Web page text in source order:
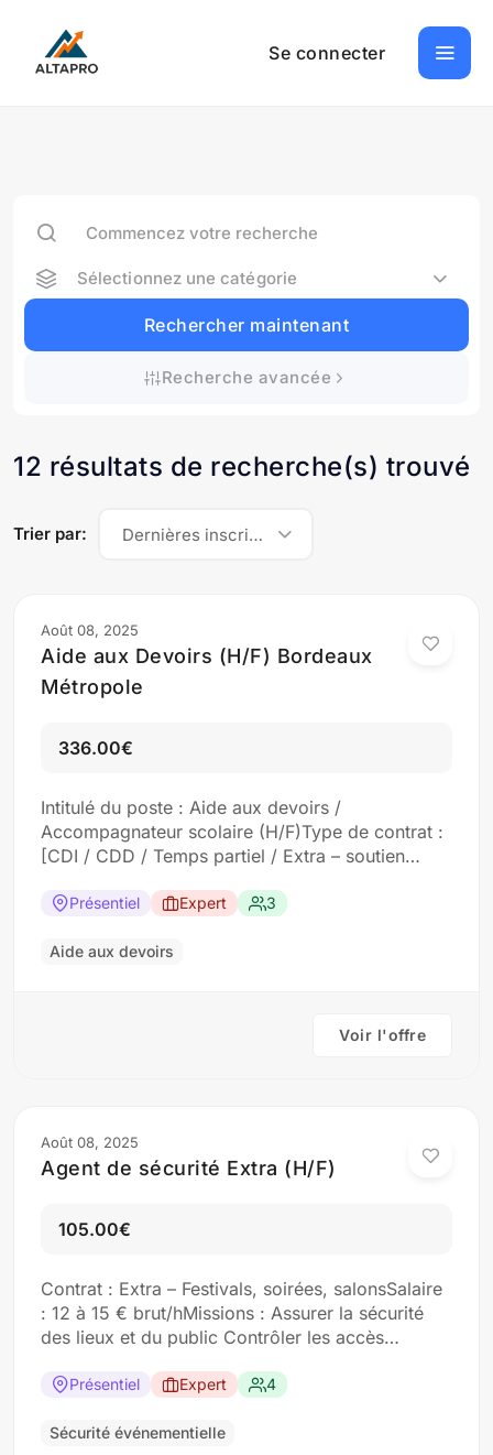
Se connecter
Sélectionnez une catégorie
Rechercher maintenant
Recherche avancée
12 résultats de recherche(s) trouvé
Trier par: Dernières inscriptions
Août 08, 2025
Aide aux Devoirs (H/F) Bordeaux
Métropole
336.00€
Intitulé du poste : Aide aux devoirs /
Accompagnateur scolaire (H/F)Type de contrat :
[CDI / CDD / Temps partiel / Extra – soutien
midi après l’école ou le mercredi, selon
selon niveau scolaire encadré et expérience
Présentiel Expert 3
Aide aux devoirs
Voir l'offre
Août 08, 2025
Agent de sécurité Extra (H/F)
105.00€
Contrat : Extra – Festivals, soirées, salonsSalaire
: 12 à 15 € brut/hMissions : Assurer la sécurité
des lieux et du public Contrôler les accès
professionnelle obligatoire Vigilance, sang-froid
via notre site
Présentiel Expert 4
Sécurité événementielle